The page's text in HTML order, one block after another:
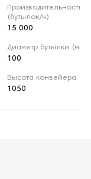
Производительность
(бутылок/ч)
15 000
Диаметр бутылки (мм)
100
Высота конвейера
1050